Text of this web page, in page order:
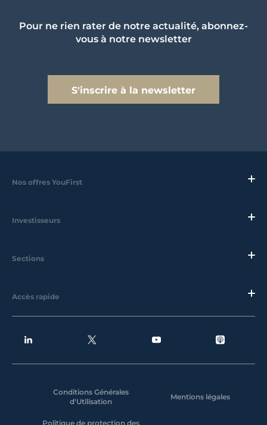
Pour ne rien rater de notre actualité, abonnez-
vous à notre newsletter
S'inscrire à la newsletter
Nos offres YouFirst
Investisseurs
Sections
Accès rapide
Conditions Générales
d'Utilisation
Mentions légales
Politique de protection des